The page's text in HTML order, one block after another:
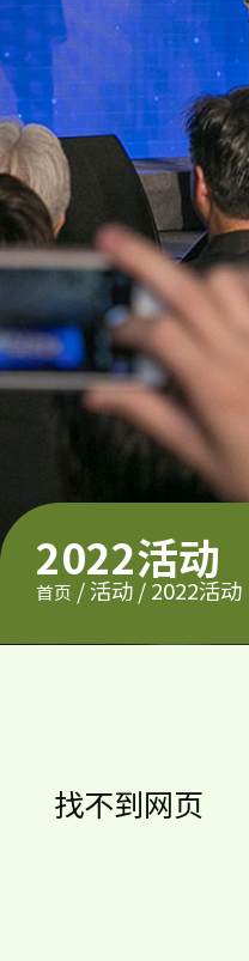
2022活动
首页 /活动/2022活动
找不到网页